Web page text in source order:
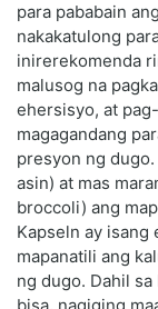
para pababain
nakakatulong
inirerekomenda
malusog na
ehersisyo, at
magagandang
presyon ng
asin) at mas
broccoli) ang
Kapseln ay isang
mapanatili ang
ng dugo. Dahil